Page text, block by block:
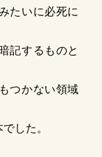
たいに必死に
記するものと
つかない領域
した。